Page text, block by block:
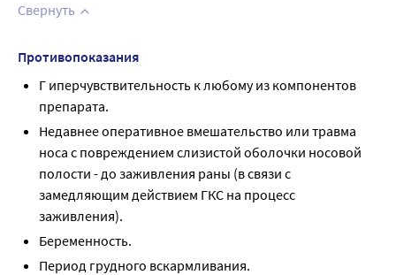
Свернуть
Противопоказания
Г иперчувствительность к любому из компонентов
препарата.
Недавнее оперативное вмешательство или травма
носа с повреждением слизистой оболочки носовой
полости - до заживления раны (в связи с
замедляющим действием ГКС на процесс
заживления).
Беременность.
Период грудного вскармливания.